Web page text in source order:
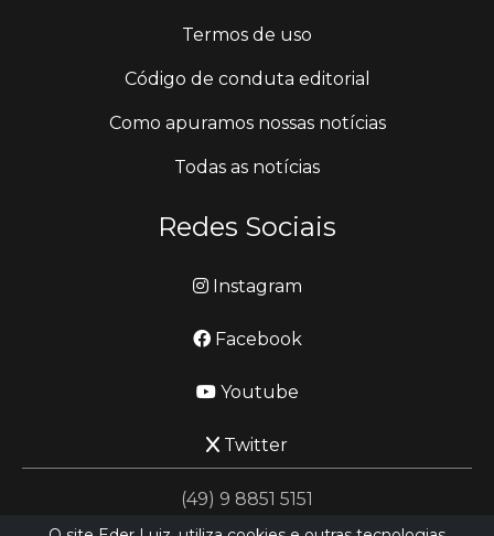
Termos de uso
Código de conduta editorial
Como apuramos nossas notícias
Todas as notícias
Redes Sociais
Instagram
Facebook
Youtube
Twitter
(49) 9 8851 5151